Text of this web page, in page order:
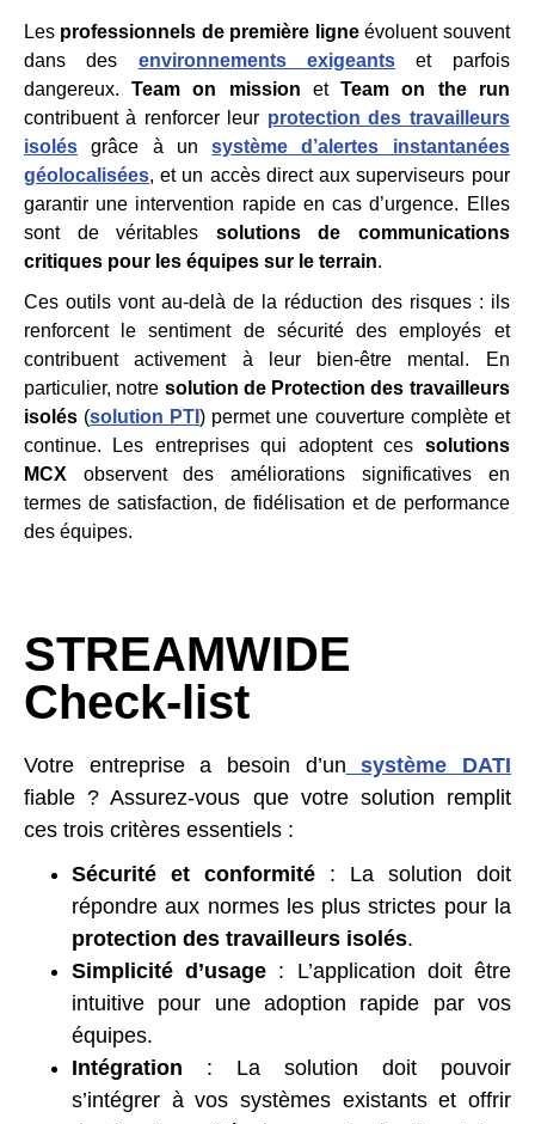
Les professionnels de première ligneévoluent souvent
dans des environnements exigeants et parfois
dangereux.Team on mission etTeam on the run
contribuent à renforcer leur protection des travailleurs
isolés grâce à unsystème d’alertes instantanées
géolocalisées, et un accès direct aux superviseurs pour
garantir une intervention rapide en cas d’urgence. Elles
sont de véritables solutions de communications
critiques pour les équipes sur le terrain.
Ces outils vont au-delà de la réduction des risques : ils
renforcent le sentiment de sécurité des employés et
contribuent activement à leur bien-être mental. En
particulier, notre solution de Protection des travailleurs
isolés (solution PTI) permet une couverture complète et
continue. Les entreprises qui adoptent ces solutions
MCX observent des améliorations significatives en
termes de satisfaction, de fidélisation et de performance
des équipes.
STREAMWIDE
Check-list
Votre entreprise a besoin d’un système DATI
fiable ? Assurez-vous que votre solution remplit
ces trois critères essentiels :
Sécurité et conformité : La solution doit
répondre aux normes les plus strictes pour la
protection des travailleurs isolés.
Simplicité d’usage : L’application doit être
intuitive pour une adoption rapide par vos
équipes.
Intégration : La solution doit pouvoir
s’intégrer à vos systèmes existants et offrir